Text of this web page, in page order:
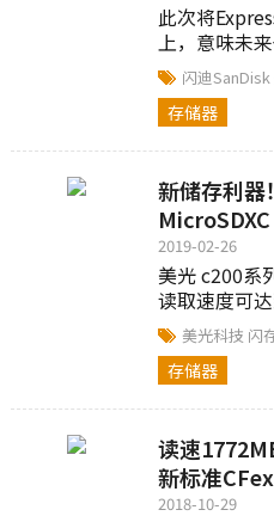
此次将
上，意味未
能应用在更
储存装置使
摄影机，支
闪迪SanDisk
存储器
新储存利器
2019-02-26
美光 c200系
读取速度可
达 95 MB，
影片速度等
microSD 闪
美光科技 闪
存储器
读速
新标准
2018-10-29